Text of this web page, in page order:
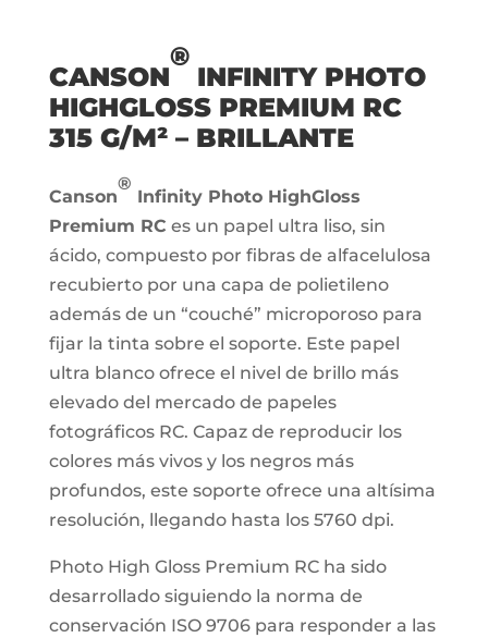
CANSON
®
INFINITY PHOTO
HIGHGLOSS PREMIUM RC
315 G/M² – BRILLANTE
Canson
®
Infinity Photo HighGloss
Premium RC es un papel ultra liso, sin
ácido, compuesto por fibras de alfacelulosa
recubierto por una capa de polietileno
además de un “couché” microporoso para
fijar la tinta sobre el soporte. Este papel
ultra blanco ofrece el nivel de brillo más
elevado del mercado de papeles
fotográficos RC. Capaz de reproducir los
colores más vivos y los negros más
profundos, este soporte ofrece una altísima
resolución, llegando hasta los 5760 dpi.
Photo High Gloss Premium RC ha sido
desarrollado siguiendo la norma de
conservación ISO 9706 para responder a las